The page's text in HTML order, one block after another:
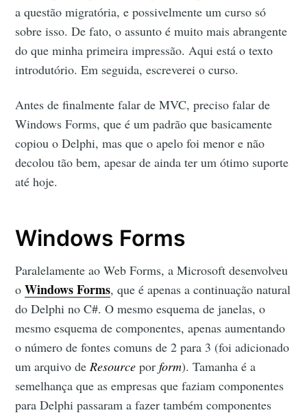
a questão migratória, e possivelmente um curso só
sobre isso. De fato, o assunto é muito mais abrangente
do que minha primeira impressão. Aqui está o texto
introdutório. Em seguida, escreverei o curso.
Antes de finalmente falar de MVC, preciso falar de
Windows Forms, que é um padrão que basicamente
copiou o Delphi, mas que o apelo foi menor e não
decolou tão bem, apesar de ainda ter um ótimo suporte
até hoje.
Windows Forms
Paralelamente ao Web Forms, a Microsoft desenvolveu
oWindows Forms, que é apenas a continuação natural
do Delphi no C#. O mesmo esquema de janelas, o
mesmo esquema de componentes, apenas aumentando
o número de fontes comuns de 2 para 3 (foi adicionado
um arquivo deResource porform). Tamanha é a
semelhança que as empresas que faziam componentes
para Delphi passaram a fazer também componentes